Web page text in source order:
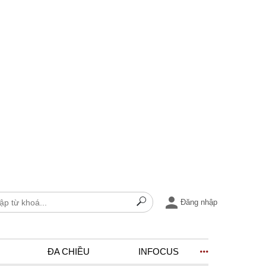
Đăng nhập
ĐA CHIỀU INFOCUS